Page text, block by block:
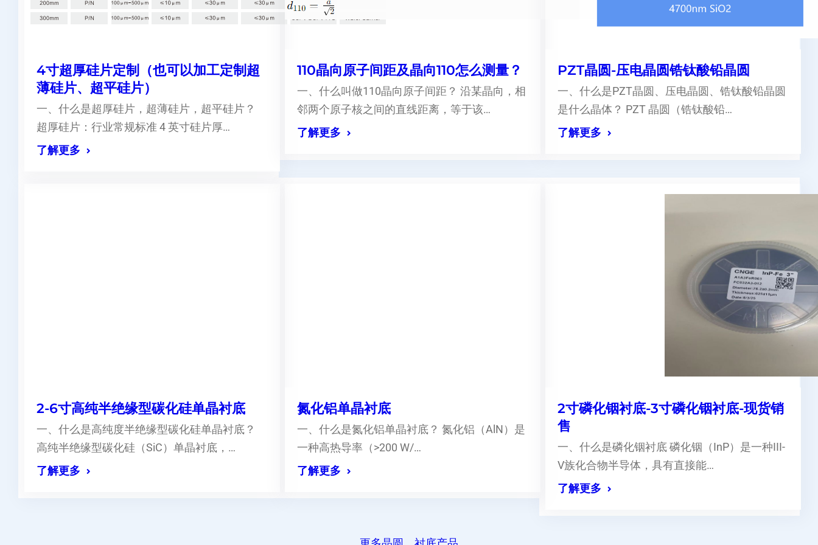
4寸超厚硅片定制（也可以加工定制超
薄硅片、超平硅片）
一、什么是超厚硅片，超薄硅片，超平硅片？
超厚硅片：行业常规标准 4 英寸硅片厚…
了解更多
110晶向原子间距及晶向110怎么测量？
一、什么叫做110晶向原子间距？ 沿某晶向，相
邻两个原子核之间的直线距离，等于该…
了解更多
PZT晶圆-压电晶圆锆钛酸铅晶圆
一、什么是PZT晶圆、压电晶圆、锆钛酸铅晶圆
是什么晶体？ PZT 晶圆（锆钛酸铅…
了解更多
2-6寸高纯半绝缘型碳化硅单晶衬底
一、什么是高纯度半绝缘型碳化硅单晶衬底？
高纯半绝缘型碳化硅（SiC）单晶衬底，…
了解更多
氮化铝单晶衬底
一、什么是氮化铝单晶衬底？ 氮化铝（AlN）是
一种高热导率（>200 W/…
了解更多
2寸磷化铟衬底-3寸磷化铟衬底-现货销
售
一、什么是磷化铟衬底 磷化铟（InP）是一种III-
V族化合物半导体，具有直接能…
了解更多